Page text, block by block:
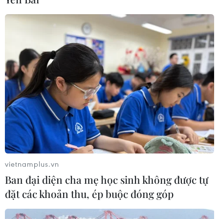
Nghệ nhân Đặng Văn Hậu
thổi sức sống mới cho nghệ thuật tò
he truyền thống
Sập công trình tại Cuba khiến 2
người tử vong
07/08/2026 01:48
Syria: Nổ xe buýt gần thủ đô
Damascus khiến 2 người chết và 13
người bị thương
07/08/2026 00:50
vietnamplus.vn
Ban đại diện cha mẹ học sinh không được tự
đặt các khoản thu, ép buộc đóng góp